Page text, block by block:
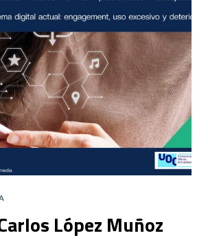
López Muñoz